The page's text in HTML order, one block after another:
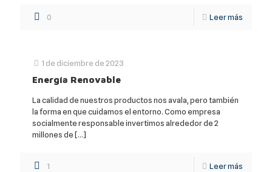
0 Leer más
1 de diciembre de 2023
Energía Renovable
La calidad de nuestros productos nos avala, pero también
la forma en que cuidamos el entorno. Como empresa
socialmente responsable invertimos alrededor de 2
millones de[…]
1 Leer más